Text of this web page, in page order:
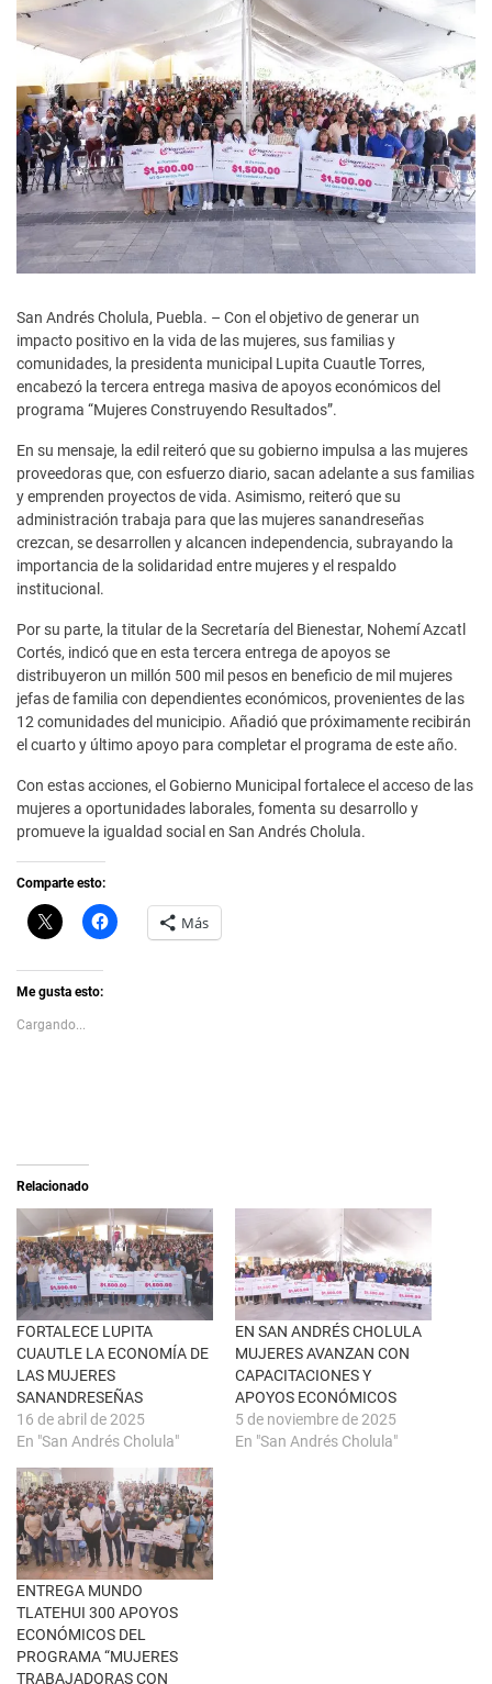
San Andrés Cholula, Puebla. – Con el objetivo de generar un
impacto positivo en la vida de las mujeres, sus familias y
comunidades, la presidenta municipal Lupita Cuautle Torres,
encabezó la tercera entrega masiva de apoyos económicos del
programa “Mujeres Construyendo Resultados”.
En su mensaje, la edil reiteró que su gobierno impulsa a las mujeres
proveedoras que, con esfuerzo diario, sacan adelante a sus familias
y emprenden proyectos de vida. Asimismo, reiteró que su
administración trabaja para que las mujeres sanandreseñas
crezcan, se desarrollen y alcancen independencia, subrayando la
importancia de la solidaridad entre mujeres y el respaldo
institucional.
Por su parte, la titular de la Secretaría del Bienestar, Nohemí Azcatl
Cortés, indicó que en esta tercera entrega de apoyos se
distribuyeron un millón 500 mil pesos en beneficio de mil mujeres
jefas de familia con dependientes económicos, provenientes de las
12 comunidades del municipio. Añadió que próximamente recibirán
el cuarto y último apoyo para completar el programa de este año.
Con estas acciones, el Gobierno Municipal fortalece el acceso de las
mujeres a oportunidades laborales, fomenta su desarrollo y
promueve la igualdad social en San Andrés Cholula.
Comparte esto:
C
l
k
t
s
h
e
b
r
e
e
n
u
n
a
v
e
n
t
a
n
a
n
u
v
)
H
a
e
n
F
a
c
e
b
o
o
k
(
S
e
a
b
r
e
e
u
n
a
v
e
n
t
a
n
a
n
u
e
v
a
Más
Me gusta esto:
Cargando...
Relacionado
FORTALECE LUPITA
CUAUTLE LA ECONOMÍA DE
LAS MUJERES
SANANDRESEÑAS
16 de abril de 2025
En "San Andrés Cholula"
EN SAN ANDRÉS CHOLULA
MUJERES AVANZAN CON
CAPACITACIONES Y
APOYOS ECONÓMICOS
5 de noviembre de 2025
En "San Andrés Cholula"
ENTREGA MUNDO
TLATEHUI 300 APOYOS
ECONÓMICOS DEL
PROGRAMA “MUJERES
TRABAJADORAS CON